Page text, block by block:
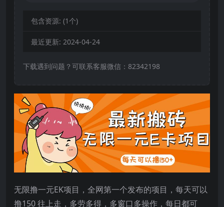
包含资源: (1个)
最近更新: 2024-04-24
下载遇到问题？可联系客服微信：82342198
无限撸一元EK项目，全网第一个发布的项目，每天可以
撸150 往上走，多劳多得，多窗口多操作，每日都可